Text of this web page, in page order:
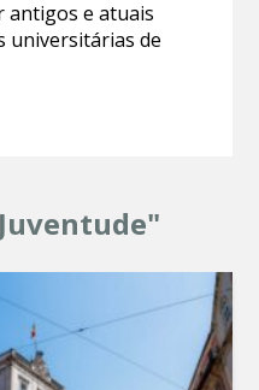
antigos e atuais
universitárias de